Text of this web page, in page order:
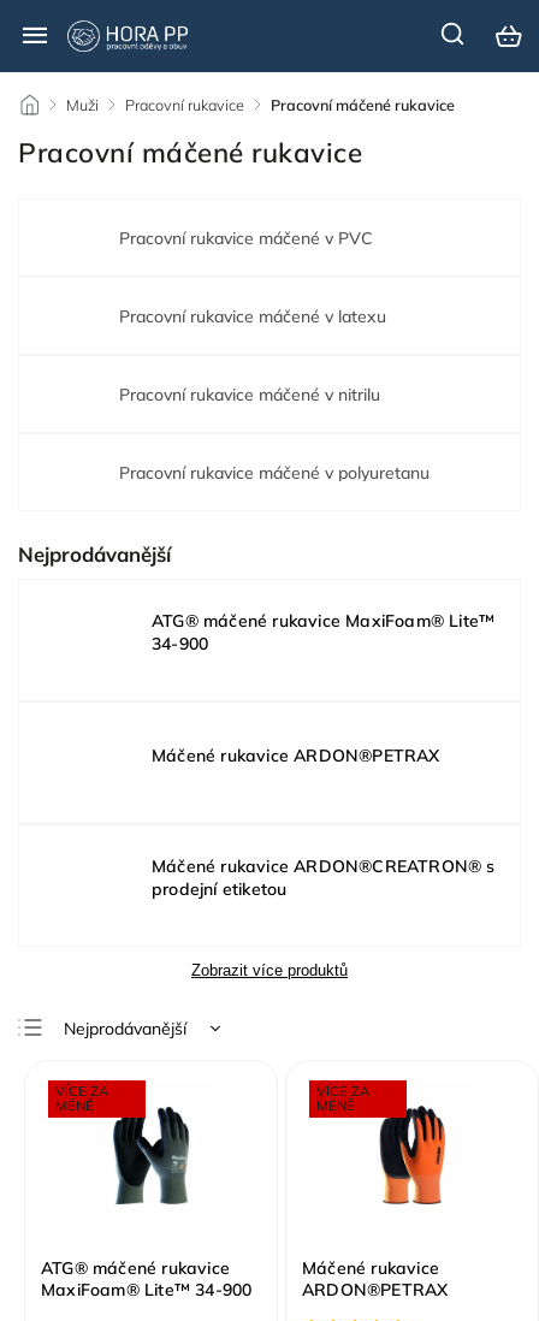
/ Muži / Pracovní rukavice / Pracovní máčené rukavice
Pracovní máčené rukavice
Pracovní rukavice máčené v PVC
Pracovní rukavice máčené v latexu
Pracovní rukavice máčené v nitrilu
Pracovní rukavice máčené v polyuretanu
Nejprodávanější
ATG® máčené rukavice MaxiFoam® Lite™
34-900
Máčené rukavice ARDON®PETRAX
Máčené rukavice ARDON®CREATRON® s
prodejní etiketou
Zobrazit více produktů
Nejprodávanější
Nejdražší
Abecedně
VÍCE ZA
MÉNĚ
ATG® máčené rukavice
MaxiFoam® Lite™ 34-900
VÍCE ZA
MÉNĚ
Máčené rukavice
ARDON®PETRAX